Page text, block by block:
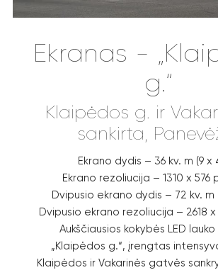
Ekranas -
g.“
Klaipėdos g. ir
sankirta,
Ekrano dydis – 36 kv. m (9 x
Ekrano rezoliucija – 1310 x 576
Dvipusio ekrano dydis – 72 kv. m
Dvipusio ekrano rezoliucija – 2618 x
Aukščiausios kokybės LED
„Klaipėdos g.“, įrengtas
Klaipėdos ir Vakarinės gatvės